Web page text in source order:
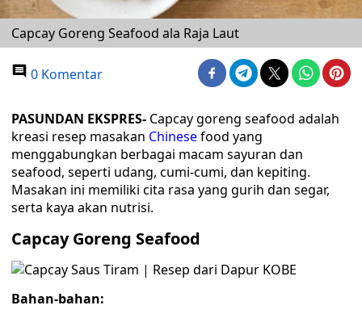
Capcay Goreng Seafood ala Raja Laut
0 Komentar
PASUNDAN EKSPRES- Capcay goreng seafood adalah
kreasi resep masakan Chinesefood yang
menggabungkan berbagai macam sayuran dan
seafood, seperti udang, cumi-cumi, dan kepiting.
Masakan ini memiliki cita rasa yang gurih dan segar,
serta kaya akan nutrisi.
Capcay Goreng Seafood
Bahan-bahan: